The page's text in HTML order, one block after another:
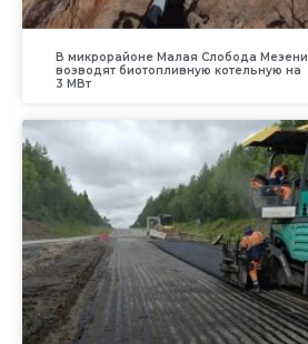
В микрорайоне Малая Слобода Мезени
возводят биотопливную котельную на
3 МВт